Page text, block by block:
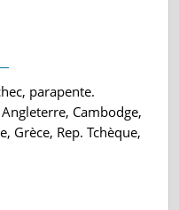
parapente.
Cambodge,
Grèce, Rep. Tchèque,